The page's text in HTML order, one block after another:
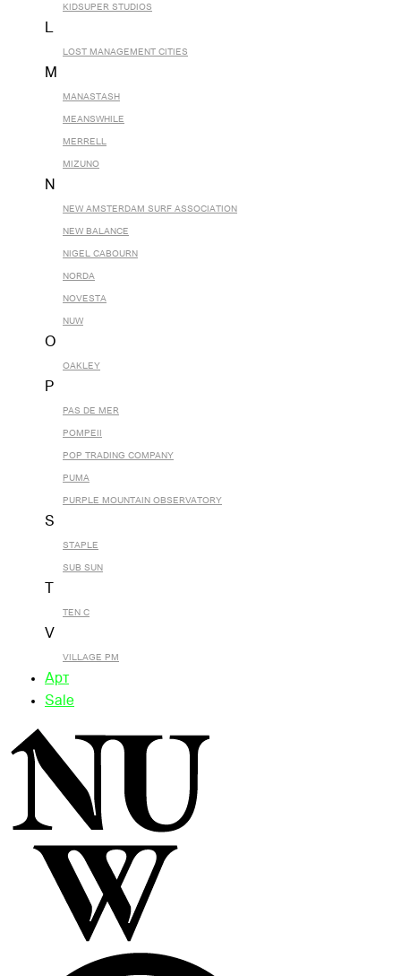
KIDSUPER STUDIOS
L
LOST MANAGEMENT CITIES
M
MANASTASH
MEANSWHILE
MERRELL
MIZUNO
N
NEW AMSTERDAM SURF ASSOCIATION
NEW BALANCE
NIGEL CABOURN
NORDA
NOVESTA
NUW
O
OAKLEY
P
PAS DE MER
POMPEII
POP TRADING COMPANY
PUMA
PURPLE MOUNTAIN OBSERVATORY
S
STAPLE
SUB SUN
TEN C
V
VILLAGE PM
Арт
Sale